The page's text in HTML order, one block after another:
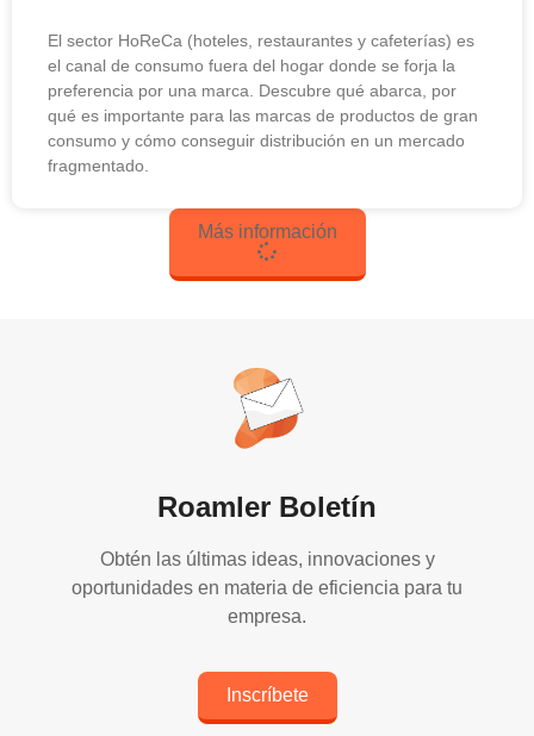
El sector HoReCa (hoteles, restaurantes y cafeterías) es
el canal de consumo fuera del hogar donde se forja la
preferencia por una marca. Descubre qué abarca, por
qué es importante para las marcas de productos de gran
consumo y cómo conseguir distribución en un mercado
fragmentado.
Más información
Roamler Boletín
Obtén las últimas ideas, innovaciones y
oportunidades en materia de eficiencia para tu
empresa.
Inscríbete